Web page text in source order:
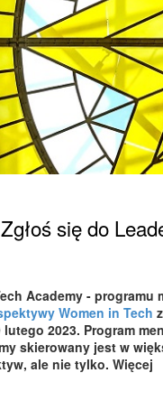
się do
Academy - programu
Women in Tech
lutego 2023. Program
skierowany jest w
ale nie tylko. Więcej